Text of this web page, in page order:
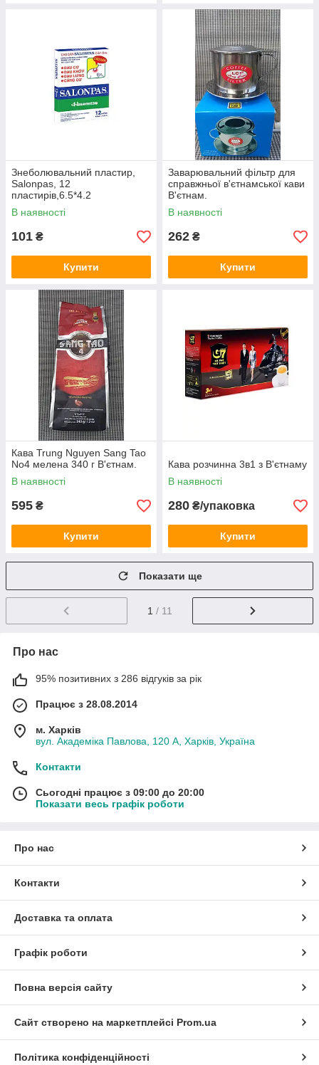
Знеболювальний пластир,
Salonpas, 12
пластирів,6.5*4.2
В наявності
101 ₴
Купити
Заварювальний фільтр для
справжньої в'єтнамської кави
В'єтнам.
В наявності
262 ₴
Купити
Кава Trung Nguyen Sang Tao
No4 мелена 340 г В'єтнам.
В наявності
595 ₴
Купити
Кава розчинна 3в1 з В'єтнаму
В наявності
280 ₴/упаковка
Купити
Показати ще
1 / 11
Про нас
95% позитивних з 286 відгуків за рік
Працює з 28.08.2014
м. Харків
вул. Академіка Павлова, 120 А, Харків, Україна
Контакти
Сьогодні працює з 09:00 до 20:00
Показати весь графік роботи
Про нас
Контакти
Доставка та оплата
Графік роботи
Повна версія сайту
Сайт створено на маркетплейсі Prom.ua
Політика конфіденційності